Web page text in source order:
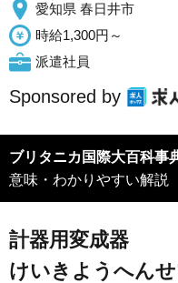
愛知県 春日井市
時給1,300円～
派遣社員
Sponsored by
ブリタニカ国際大百科事
意味・わかりやすい解説
計器用変成器
けいきようへん